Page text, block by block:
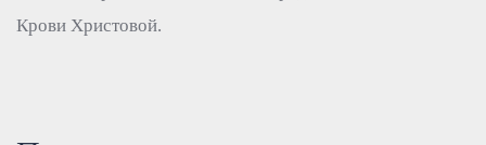
Крови Христовой.